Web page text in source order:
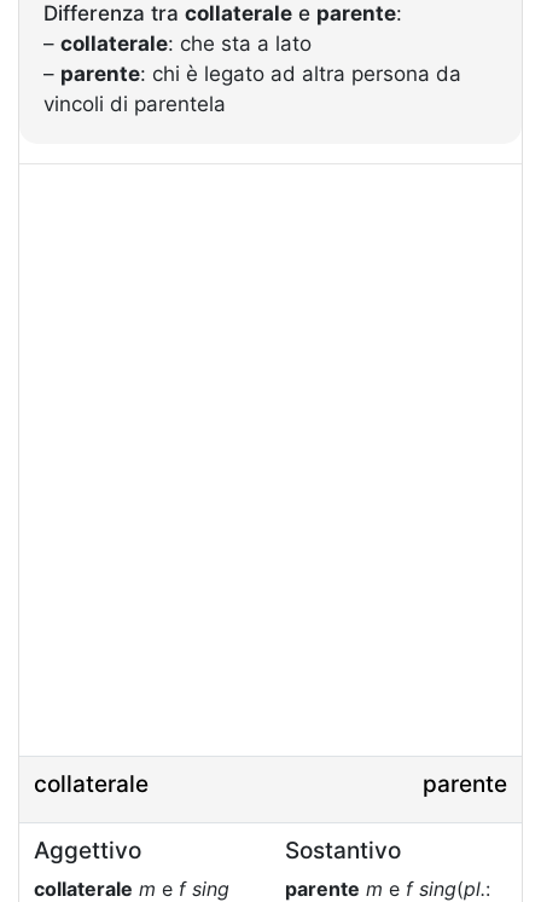
Differenza tra collaterale e parente:
– collaterale: che sta a lato
– parente: chi è legato ad altra persona da
vincoli di parentela
collaterale parente
Aggettivo
collaterale m e f sing
Sostantivo
parente m e f sing(pl.: